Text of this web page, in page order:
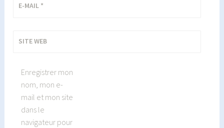
E-MAIL *
SITE WEB
Enregistrer mon
nom, mon e-
mail et mon site
dans le
navigateur pour